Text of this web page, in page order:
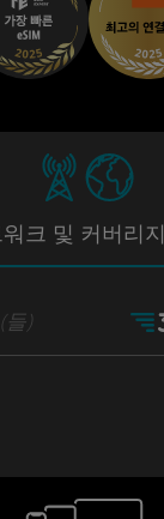
크 및 커버리지
(들)